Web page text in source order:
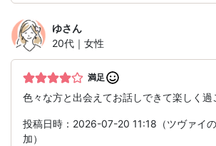
ゆさん
20代｜女性
満足
色々な方と出会えてお話しできて楽しく過
投稿日時：2026-07-20 11:18（ツヴァイ
加）